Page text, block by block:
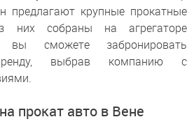
предлагают крупные прокатные
собраны на агрегаторе
вы сможете забронировать
выбрав компанию с
прокат авто в Вене